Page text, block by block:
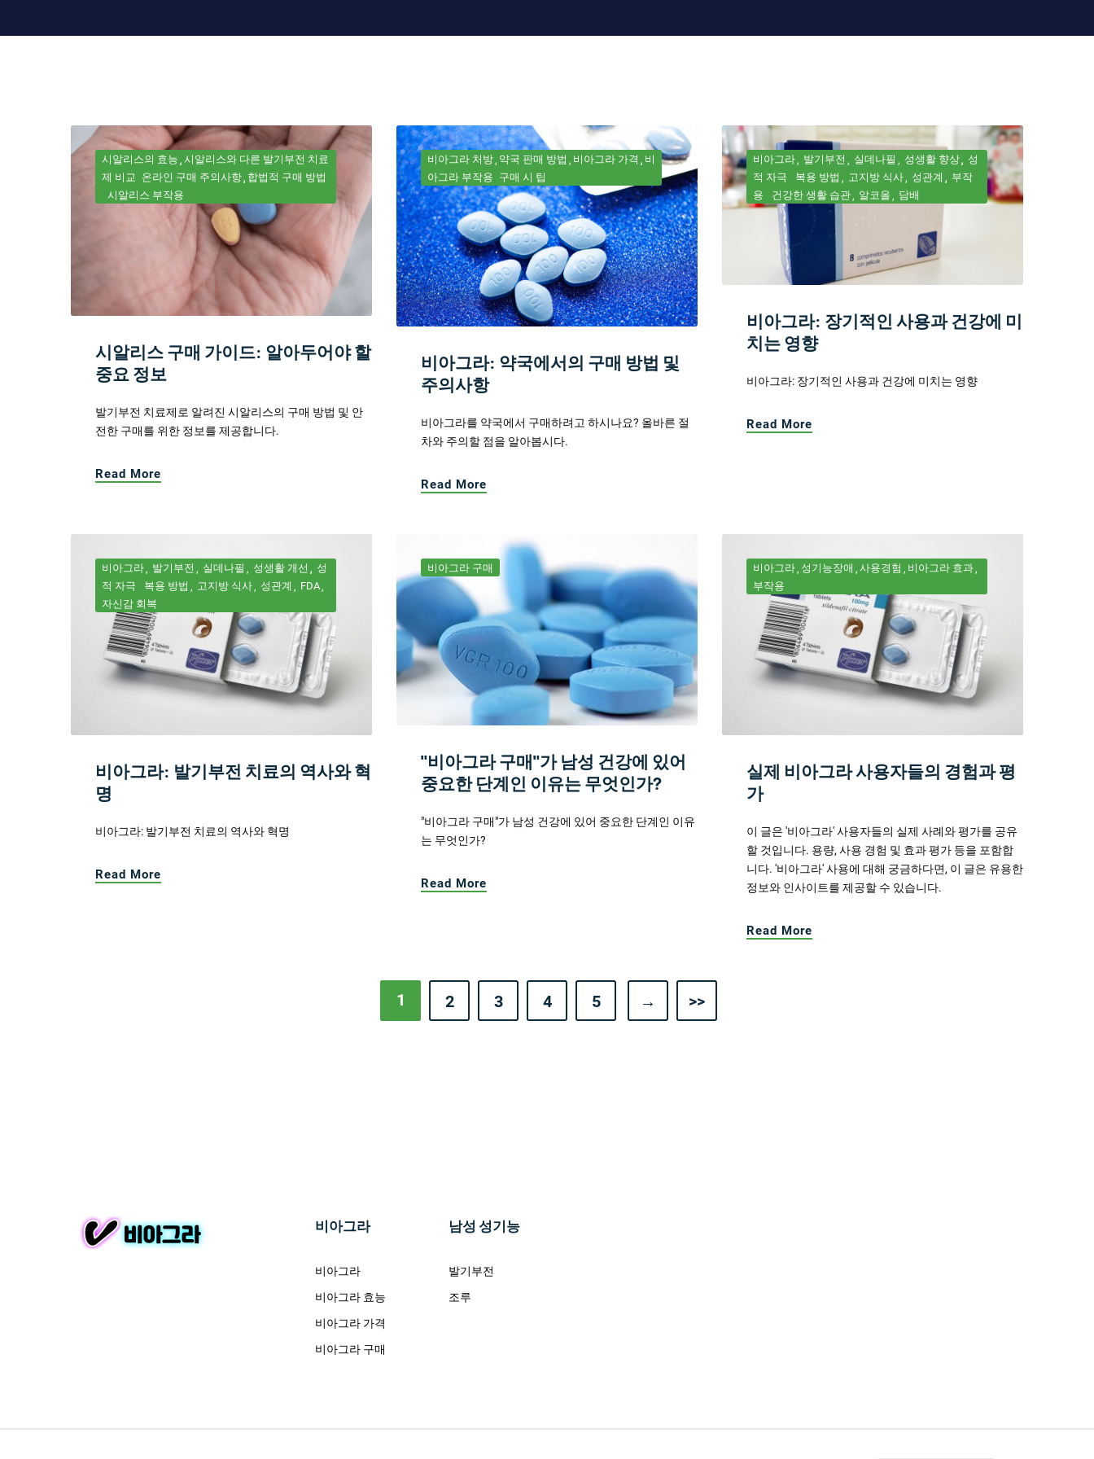
시알리스의 효능 시알리스와 다른 발기부전 치료
제 비교 온라인 구매 주의사항 합법적 구매 방법
시알리스 부작용
시알리스 구매 가이드: 알아두어야 할
중요 정보
발기부전 치료제로 알려진 시알리스의 구매 방법 및 안
전한 구매를 위한 정보를 제공합니다.
Read More
비아그라 처방 약국 판매 방법 비아그라 가격
비
아그라 부작용 구매 시 팁
비아그라: 약국에서의 구매 방법 및
주의사항
비아그라를 약국에서 구매하려고 하시나요? 올바른 절
차와 주의할 점을 알아봅시다.
Read More
비아그라 발기부전 실데나필 성생활 향상
성
적 자극
복용 방법 고지방 식사 성관계
부작
용
건강한 생활 습관 알코올 담배
비아그라: 장기적인 사용과 건강에 미
치는 영향
비아그라: 장기적인 사용과 건강에 미치는 영향
Read More
비아그라 발기부전 실데나필 성생활 개선
성
적 자극
복용 방법 고지방 식사 성관계
FDA
자신감 회복
비아그라: 발기부전 치료의 역사와 혁
명
비아그라: 발기부전 치료의 역사와 혁명
Read More
비아그라 구매
"비아그라 구매"가 남성 건강에 있어
중요한 단계인 이유는 무엇인가?
"비아그라 구매"가 남성 건강에 있어 중요한 단계인 이유
는 무엇인가?
Read More
비아그라 성기능장애 사용경험
비아그라 효과
부작용
실제 비아그라 사용자들의 경험과 평
가
이 글은 '비아그라' 사용자들의 실제 사례와 평가를 공유
할 것입니다. 용량, 사용 경험 및 효과 평가 등을 포함합
니다. '비아그라' 사용에 대해 궁금하다면, 이 글은 유용한
정보와 인사이트를 제공할 수 있습니다.
Read More
1 2 3 4 5 → >>
비아그라
비아그라
비아그라 효능
비아그라 가격
비아그라 구매
남성 성기능
발기부전
조루